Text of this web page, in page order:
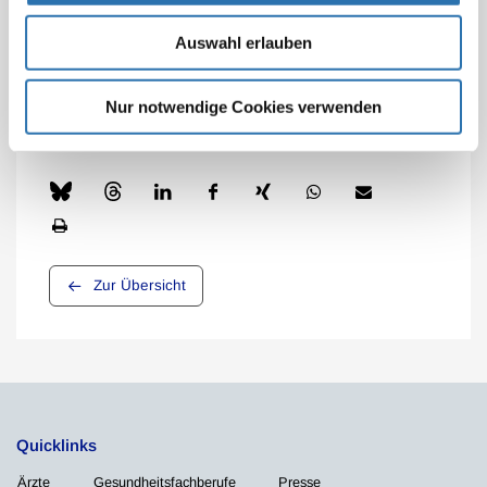
Auswahl erlauben
Nur notwendige Cookies verwenden
Impfempfehlungen. Insbesondere während der
www.aek-mv.de
Beitrag teilen:
Zur Übersicht
Quicklinks
Ärzte Gesundheitsfachberufe Presse